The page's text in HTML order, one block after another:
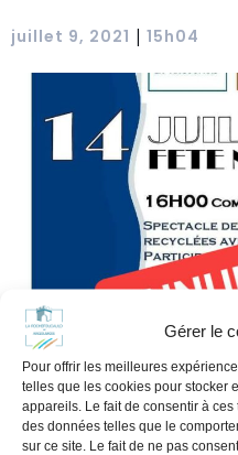
Gérer le
Pour offrir les meilleures
telles que les cookies pour stocker
appareils. Le fait de consentir à
des données telles que le
sur ce site. Le fait de ne pas
juillet 9, 2021 15h04